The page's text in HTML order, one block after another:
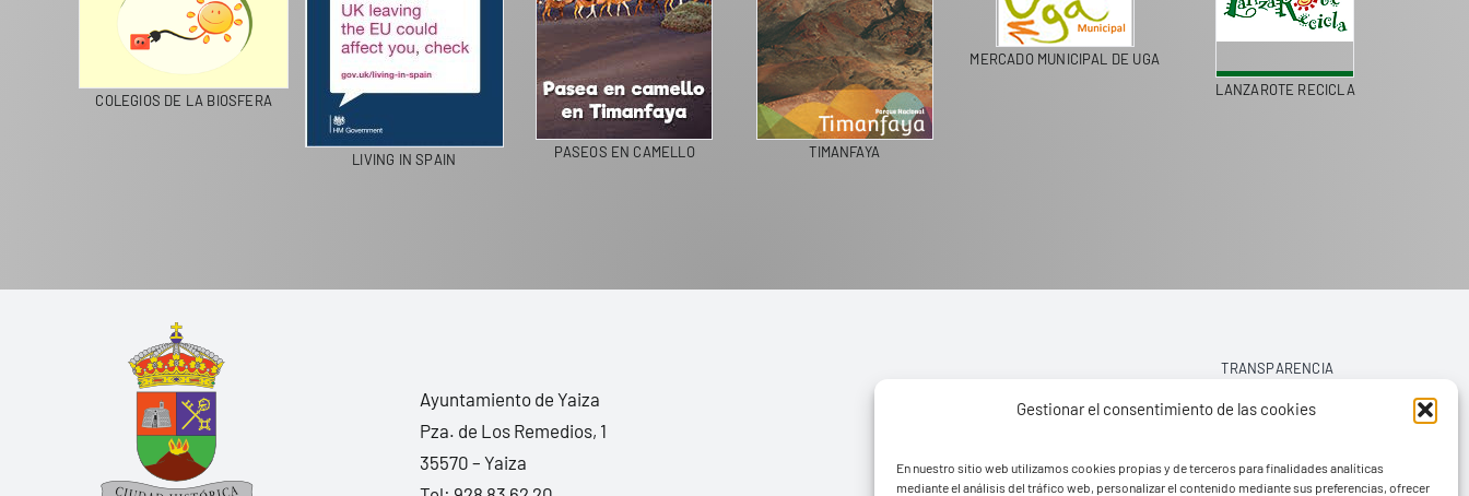
Gestionar el consentimiento de las cookies
En nuestro sitio web utilizamos cookies propias y de terceros para finalidades analíticas
mediante el análisis del tráfico web, personalizar el contenido mediante sus preferencias, ofrecer
COLEGIOS DE LA BIOSFERA
LIVING IN SPAIN PASEOS EN CAMELLO TIMANFAYA
MERCADO MUNICIPAL DE UGA
LANZAROTE RECICLA
Ayuntamiento de Yaiza
Pza. de Los Remedios, 1
35570 – Yaiza
TRANSPARENCIA
AVISO LEGAL
POLÍTICA DE PRIVACIDAD